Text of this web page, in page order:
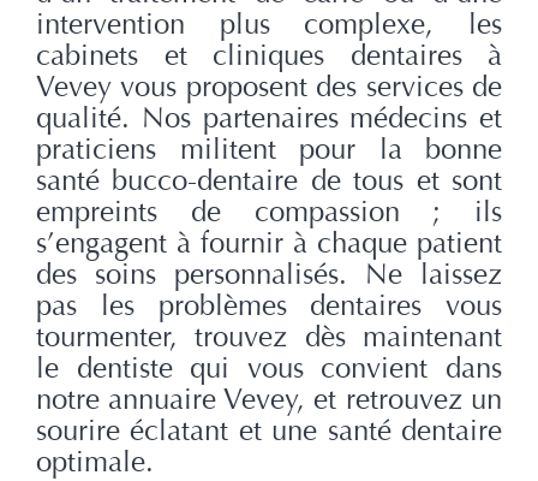
intervention plus complexe, les
cabinets et cliniques dentaires à
Vevey vous proposent des services de
qualité. Nos partenaires médecins et
praticiens militent pour la bonne
santé bucco-dentaire de tous et sont
empreints de compassion ; ils
s’engagent à fournir à chaque patient
des soins personnalisés. Ne laissez
pas les problèmes dentaires vous
tourmenter, trouvez dès maintenant
le dentiste qui vous convient dans
notre annuaire Vevey, et retrouvez un
sourire éclatant et une santé dentaire
optimale.